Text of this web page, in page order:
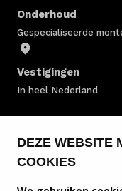
DEZE WEBSITE
COOKIES
Onderhoud
Gespecialiseerde
Vestigingen
In heel Nederland
Fiat bedrijfswagens